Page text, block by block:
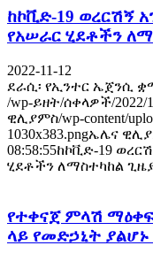
ከኮቪድ-19 ወረርሽኝ
የአሠራር ሂደቶችን
2022-11-12
ደራሲ፡ የኢንተር ኤጀንሲ
/wp-ይዘት/ሰቀላዎች/2022/
ዊሊያምስ/wp-content/
1030x383.pngኤሌና
08:58:55ከኮቪድ-19
ሂደቶችን ለማስተካከል
የተቀናጀ ምላሽ
ላይ የመድኃኒት